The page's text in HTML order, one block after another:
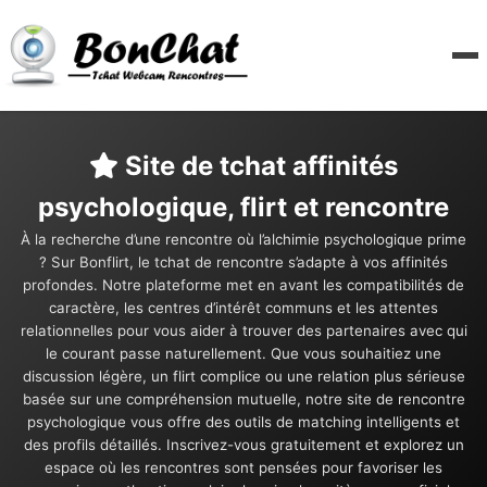
Site de tchat affinités
psychologique, flirt et rencontre
À la recherche d’une rencontre où l’alchimie psychologique prime
? Sur Bonflirt, le tchat de rencontre s’adapte à vos affinités
profondes. Notre plateforme met en avant les compatibilités de
caractère, les centres d’intérêt communs et les attentes
relationnelles pour vous aider à trouver des partenaires avec qui
le courant passe naturellement. Que vous souhaitiez une
discussion légère, un flirt complice ou une relation plus sérieuse
basée sur une compréhension mutuelle, notre site de rencontre
psychologique vous offre des outils de matching intelligents et
des profils détaillés. Inscrivez-vous gratuitement et explorez un
espace où les rencontres sont pensées pour favoriser les